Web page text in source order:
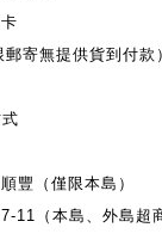
郵寄無提供貨到付款
豐（僅限本島）
11（本島、外島超